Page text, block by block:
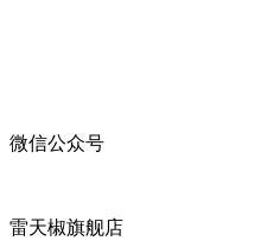
微信公众号
雷天椒旗舰店